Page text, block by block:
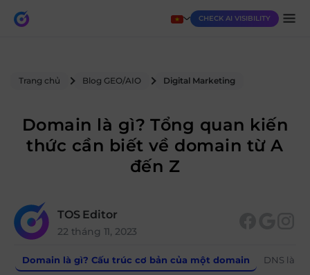
CHECK AI VISIBILITY
Trang chủ Blog GEO/AIO Digital Marketing
Domain là gì? Tổng quan kiến
thức cần biết về domain từ A
đến Z
TOS Editor
22 tháng 11, 2023
Domain là gì? Cấu trúc cơ bản của một domain DNS là